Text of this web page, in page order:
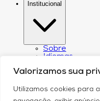
Valorizamos sua
Utilizamos cookies para
Institucional
Sobre
Idiomas
CPA –
Núcleo de